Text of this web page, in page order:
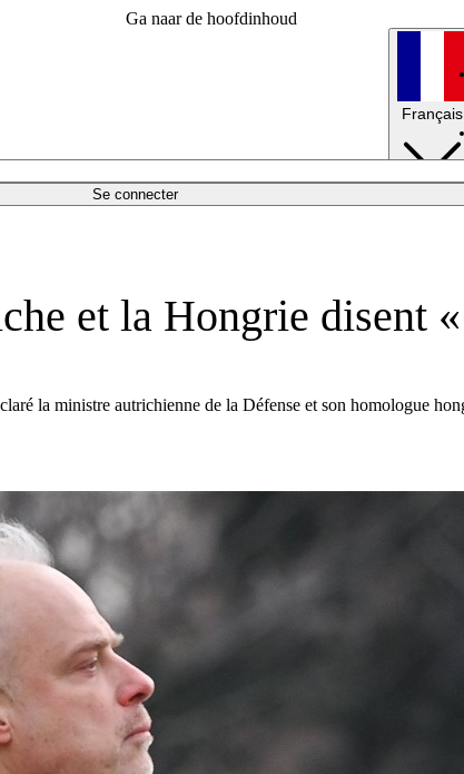
Ga naar de hoofdinhoud
Se connecter
Français
et la Hongrie disent
la ministre autrichienne de la Défense et son homologue